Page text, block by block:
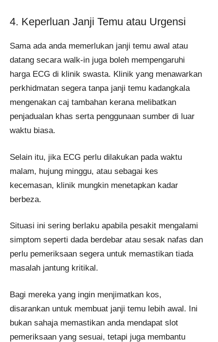
4. Keperluan Janji Temu atau Urgensi
Sama ada anda memerlukan janji temu awal atau
datang secara walk-in juga boleh mempengaruhi
harga ECG di klinik swasta. Klinik yang menawarkan
perkhidmatan segera tanpa janji temu kadangkala
mengenakan caj tambahan kerana melibatkan
penjadualan khas serta penggunaan sumber di luar
waktu biasa.
Selain itu, jika ECG perlu dilakukan pada waktu
malam, hujung minggu, atau sebagai kes
kecemasan, klinik mungkin menetapkan kadar
berbeza.
Situasi ini sering berlaku apabila pesakit mengalami
simptom seperti dada berdebar atau sesak nafas dan
perlu pemeriksaan segera untuk memastikan tiada
masalah jantung kritikal.
Bagi mereka yang ingin menjimatkan kos,
disarankan untuk membuat janji temu lebih awal. Ini
bukan sahaja memastikan anda mendapat slot
pemeriksaan yang sesuai, tetapi juga membantu